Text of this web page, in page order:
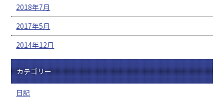
2018年7月
2017年5月
2014年12月
カテゴリー
日記